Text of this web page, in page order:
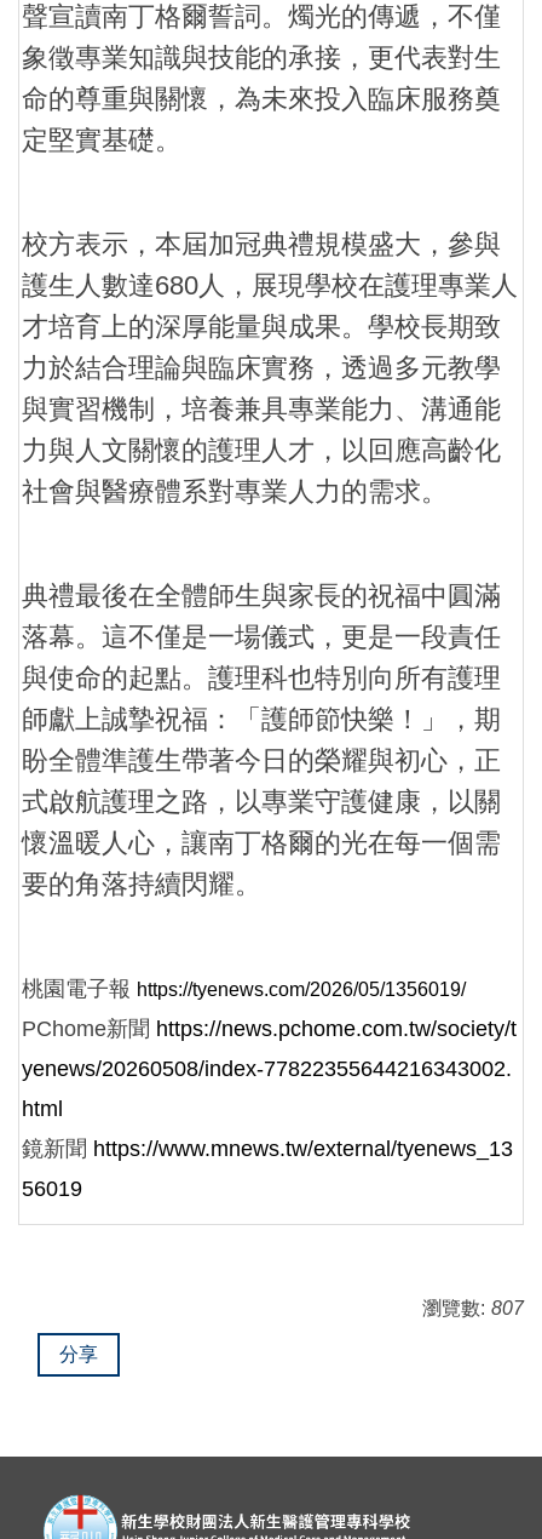
聲宣讀南丁格爾誓詞。燭光的傳遞，不僅
象徵專業知識與技能的承接，更代表對生
命的尊重與關懷，為未來投入臨床服務奠
定堅實基礎。
校方表示，本屆加冠典禮規模盛大，參與
護生人數達680人，展現學校在護理專業人
才培育上的深厚能量與成果。學校長期致
力於結合理論與臨床實務，透過多元教學
與實習機制，培養兼具專業能力、溝通能
力與人文關懷的護理人才，以回應高齡化
社會與醫療體系對專業人力的需求。
典禮最後在全體師生與家長的祝福中圓滿
落幕。這不僅是一場儀式，更是一段責任
與使命的起點。護理科也特別向所有護理
師獻上誠摯祝福：「護師節快樂！」，期
盼全體準護生帶著今日的榮耀與初心，正
式啟航護理之路，以專業守護健康，以關
懷溫暖人心，讓南丁格爾的光在每一個需
要的角落持續閃耀。
桃園電子報 https://tyenews.com/2026/05/1356019/
PChome新聞 https://news.pchome.com.tw/society/t
yenews/20260508/index-77822355644216343002.
html
鏡新聞 https://www.mnews.tw/external/tyenews_13
56019
瀏覽數: 807
分享